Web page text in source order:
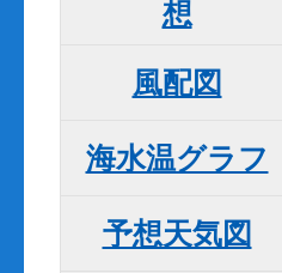
想
風配図
海水温グラフ
予想天気図